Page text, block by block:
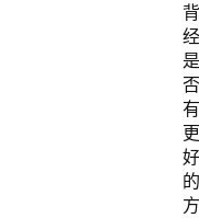
背
经
是
否
有
更
好
的
方